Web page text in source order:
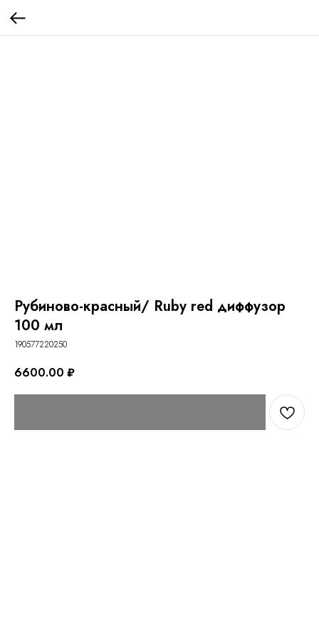
Рубиново-красный/ Ruby red диффузор
100 мл
190577220250
6600.00 ₽